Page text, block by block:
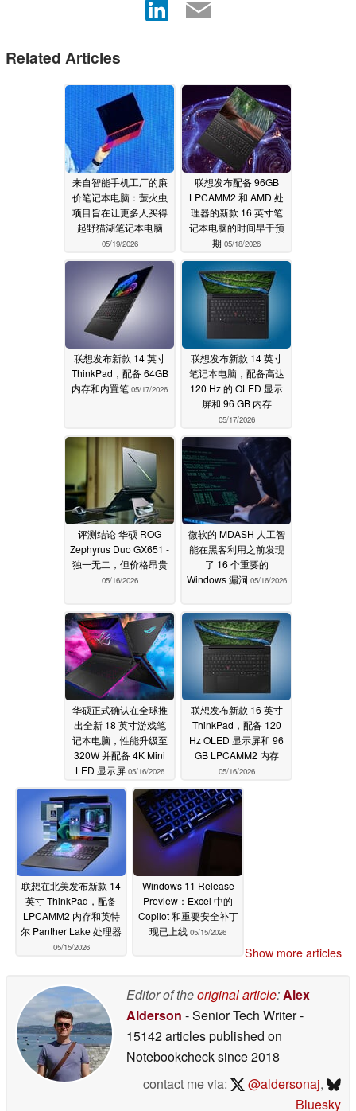
Related Articles
来自智能手机工厂的廉
价笔记本电脑：萤火虫
项目旨在让更多人买得
起野猫湖笔记本电脑
05/19/2026
联想发布配备 96GB
LPCAMM2 和 AMD 处
理器的新款 16 英寸笔
记本电脑的时间早于预
期 05/18/2026
联想发布新款 14 英寸
ThinkPad，配备 64GB
内存和内置笔 05/17/2026
联想发布新款 14 英寸
笔记本电脑，配备高达
120 Hz 的 OLED 显示
屏和 96 GB 内存
05/17/2026
评测结论 华硕 ROG
Zephyrus Duo GX651 -
独一无二，但价格昂贵
05/16/2026
微软的 MDASH 人工智
能在黑客利用之前发现
了 16 个重要的
Windows 漏洞 05/16/2026
华硕正式确认在全球推
出全新 18 英寸游戏笔
记本电脑，性能升级至
320W 并配备 4K Mini
LED 显示屏 05/16/2026
联想发布新款 16 英寸
ThinkPad，配备 120
Hz OLED 显示屏和 96
GB LPCAMM2 内存
05/16/2026
联想在北美发布新款 14
英寸 ThinkPad，配备
LPCAMM2 内存和英特
尔 Panther Lake 处理器
05/15/2026
Windows 11 Release
Preview：Excel 中的
Copilot 和重要安全补丁
现已上线 05/15/2026
Show more articles
Editor of theoriginal article:Alex
Alderson - Senior Tech Writer-
15142 articles published on
Notebookchecksince 2018
contact me via:
@aldersonaj,
Bluesky